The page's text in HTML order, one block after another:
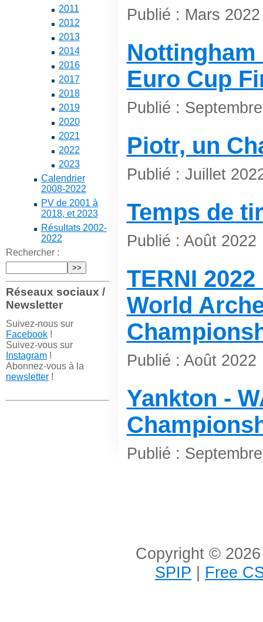
2011
2012
2013
2014
2016
2017
2018
2019
2020
2021
2022
2023
Calendrier
2008-2022
PV de 2001 à
2018, et 2023
Résultats 2002-
2022
Rechercher :
Réseaux sociaux /
Newsletter
Suivez-nous sur
Facebook!
Suivez-vous sur
Instagram!
Abonnez-vous à la
newsletter!
Publié : Mars 2022
Nottingham
Euro Cup
Publié :
Piotr, un
Publié : Juillet
Temps de tir
Publié : Août 2022
TERNI
World
Publié : Août 2022
Yankton -
Publié :
Copyright ©
SPIP | Free